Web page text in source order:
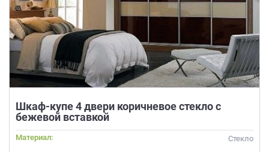
Шкаф-купе 4 двери коричневое стекло с
бежевой вставкой
Материал: Стекло